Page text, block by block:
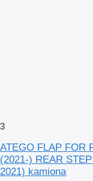
3
ATEGO FLAP FOR
(2021-) REAR
2021) kamiona